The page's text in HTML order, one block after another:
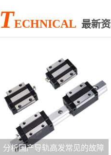
TECHNICAL 最新
分析国产导轨高发常见的故障